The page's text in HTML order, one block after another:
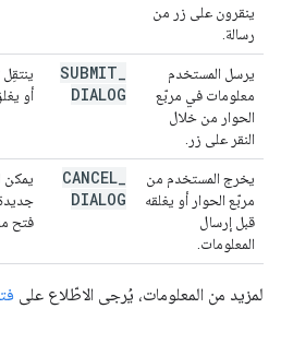
ينقرون على زر من
رسالة.
يرسل المستخدم
معلومات في مربّع
الحوار من خلال
النقر على زر.
SUBMIT
DIALOG
أو
يخرج المستخدم من
مربّع الحوار أو يغلقه
قبل إرسال
المعلومات.
CANCEL
DIALOG
جديدة
فتح
لمزيد من المعلومات، يُرجى الاطّلاع على